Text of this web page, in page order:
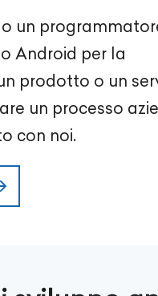
un
Android per la
prodotto o un
un processo
con noi.